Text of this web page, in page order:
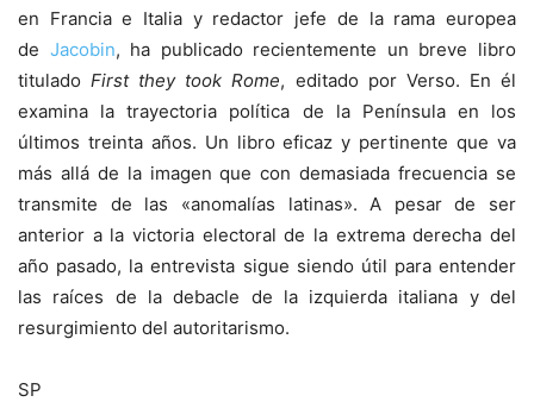
en Francia e Italia y redactor jefe de la rama europea
de Jacobin, ha publicado recientemente un breve libro
tituladoFirst they took Rome, editado por Verso. En él
examina la trayectoria política de la Península en los
últimos treinta años. Un libro eficaz y pertinente que va
más allá de la imagen que con demasiada frecuencia se
transmite de las «anomalías latinas». A pesar de ser
anterior a la victoria electoral de la extrema derecha del
año pasado, la entrevista sigue siendo útil para entender
las raíces de la debacle de la izquierda italiana y del
resurgimiento del autoritarismo.
SP